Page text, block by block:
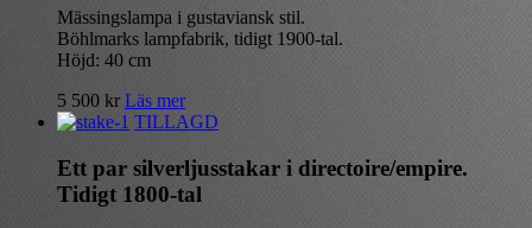
Mässingslampa i gustaviansk stil.
Böhlmarks lampfabrik, tidigt 1900-tal.
Höjd: 40 cm
5 500 kr Läs mer
TILLAGD
Ett par silverljusstakar i directoire/empire.
Tidigt 1800-tal